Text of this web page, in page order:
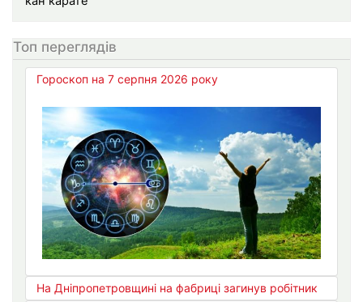
Топ переглядів
Гороскоп на 7 серпня 2026 року
На Дніпропетровщині на фабриці загинув робітник